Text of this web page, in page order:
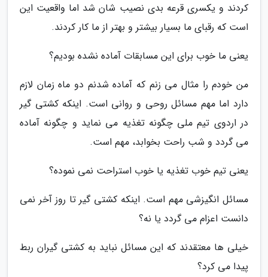
کردند و یکسری قرعه بدی نصیب شان شد اما واقعیت این
است که رقبای ما بسیار بیشتر و بهتر از ما کار کردند.
یعنی ما خوب برای این مسابقات آماده نشده بودیم؟
من خودم را مثال می زنم که آماده شدنم دو ماه زمان لازم
دارد اما مهم مسائل روحی و روانی است. اینکه کشتی گیر
در اردوی تیم ملی چگونه تغذیه می نماید و چگونه آماده
می گردد و شب راحت بخوابد، مهم است.
یعنی تیم خوب تغذیه یا خوب استراحت نمی نموده؟
مسائل انگیزشی مهم است. اینکه کشتی گیر تا روز آخر نمی
دانست اعزام می گردد یا نه؟
خیلی ها معتقدند که این مسائل نباید به کشتی گیران ربط
پیدا می کرد؟